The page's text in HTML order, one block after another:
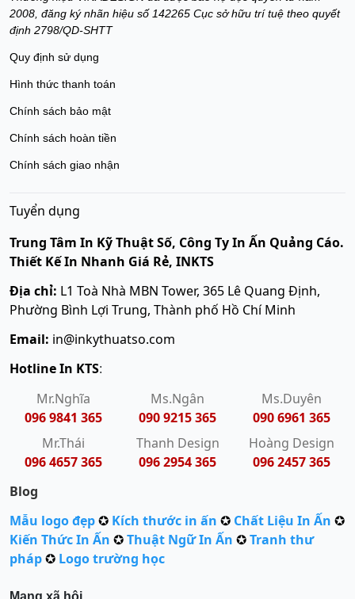
2008, đăng ký nhãn hiệu số 142265 Cục sở hữu trí tuệ theo quyết
định 2798/QD-SHTT
Quy định sử dụng
Hình thức thanh toán
Chính sách bảo mật
Chính sách hoàn tiền
Chính sách giao nhận
Tuyển dụng
Trung Tâm In Kỹ Thuật Số, Công Ty In Ấn Quảng Cáo.
Thiết Kế In Nhanh Giá Rẻ, INKTS
Địa chỉ: L1 Toà Nhà MBN Tower, 365 Lê Quang Định,
Phường Bình Lợi Trung, Thành phố Hồ Chí Minh
Email: in@inkythuatso.com
Hotline In KTS:
Mr.Nghĩa
096 9841 365
Ms.Ngân
090 9215 365
Ms.Duyên
090 6961 365
Mr.Thái
096 4657 365
Thanh Design
096 2954 365
Hoàng Design
096 2457 365
Blog
Mẫu logo đẹp✪ Kích thước in ấn ✪ Chất Liệu In Ấn ✪
Kiến Thức In Ấn ✪Thuật Ngữ In Ấn ✪Tranh thư
pháp✪ Logo trường học
Mạng xã hội